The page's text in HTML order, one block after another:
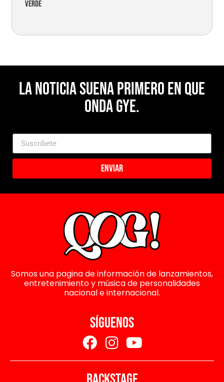
verde
La noticia suena primero en Que
Onda Gye.
Enviar
Somos una pagina de información de lanzamientos,
entretenimiento y música de personalidades
nacional e internacional.
SÍGUENOS